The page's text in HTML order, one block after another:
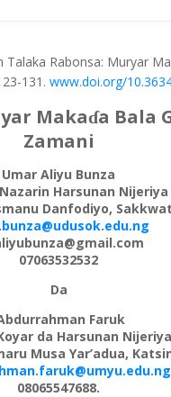
Talaka Rabonsa: Muryar
-131 . www.doi.org/
Makaɗa Bala
Zamani
Umar Aliyu Bunza
Harsunan Nijeriya
Danfodiyo,
07063532532
Da
Faruk
da Harsunan Nijeriya
Musa Yar’adua,
08065547688.